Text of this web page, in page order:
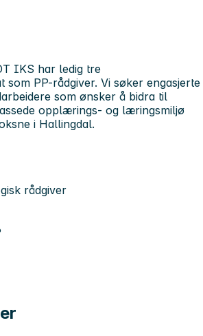
IKS har ledig tre
som PP-rådgiver. Vi søker engasjerte
som ønsker å bidra til
opplærings- og læringsmiljø
i Hallingdal.
rådgiver